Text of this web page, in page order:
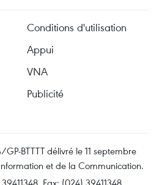
Conditions d'utilisation
Appui
VNA
Publicité
BTTTT délivré le 11 septembre
et de la Communication.